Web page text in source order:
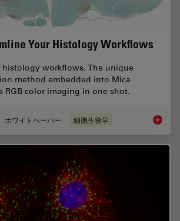
Your Histology Workflows
histology workflows. The unique
method embedded into Mica
RGB color imaging in one shot.
ホワイトぺーパー 細胞生物学 How to